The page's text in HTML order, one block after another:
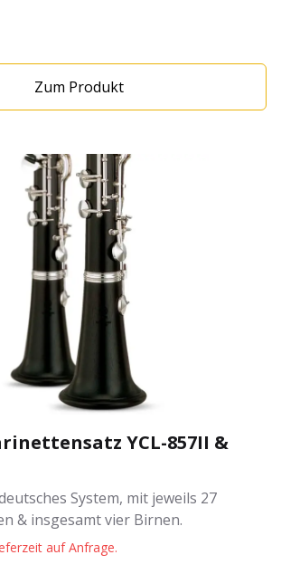
Zum Produkt
YCL-857II &
System, mit jeweils 27
& insgesamt vier Birnen.
auf Anfrage.